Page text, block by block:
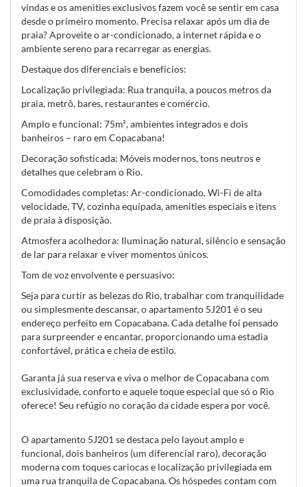
vindas e os amenities exclusivos fazem você se sentir em casa
desde o primeiro momento. Precisa relaxar após um dia de
praia? Aproveite o ar-condicionado, a internet rápida e o
ambiente sereno para recarregar as energias.
Destaque dos diferenciais e benefícios:
Localização privilegiada: Rua tranquila, a poucos metros da
praia, metrô, bares, restaurantes e comércio.
Amplo e funcional: 75m², ambientes integrados e dois
banheiros – raro em Copacabana!
Decoração sofisticada: Móveis modernos, tons neutros e
detalhes que celebram o Rio.
Comodidades completas: Ar-condicionado, Wi-Fi de alta
velocidade, TV, cozinha equipada, amenities especiais e itens
de praia à disposição.
Atmosfera acolhedora: Iluminação natural, silêncio e sensação
de lar para relaxar e viver momentos únicos.
Tom de voz envolvente e persuasivo:
Seja para curtir as belezas do Rio, trabalhar com tranquilidade
ou simplesmente descansar, o apartamento 5J201 é o seu
endereço perfeito em Copacabana. Cada detalhe foi pensado
para surpreender e encantar, proporcionando uma estadia
confortável, prática e cheia de estilo.
Garanta já sua reserva e viva o melhor de Copacabana com
exclusividade, conforto e aquele toque especial que só o Rio
oferece! Seu refúgio no coração da cidade espera por você.
O apartamento 5J201 se destaca pelo layout amplo e
funcional, dois banheiros (um diferencial raro), decoração
moderna com toques cariocas e localização privilegiada em
uma rua tranquila de Copacabana. Os hóspedes contam com